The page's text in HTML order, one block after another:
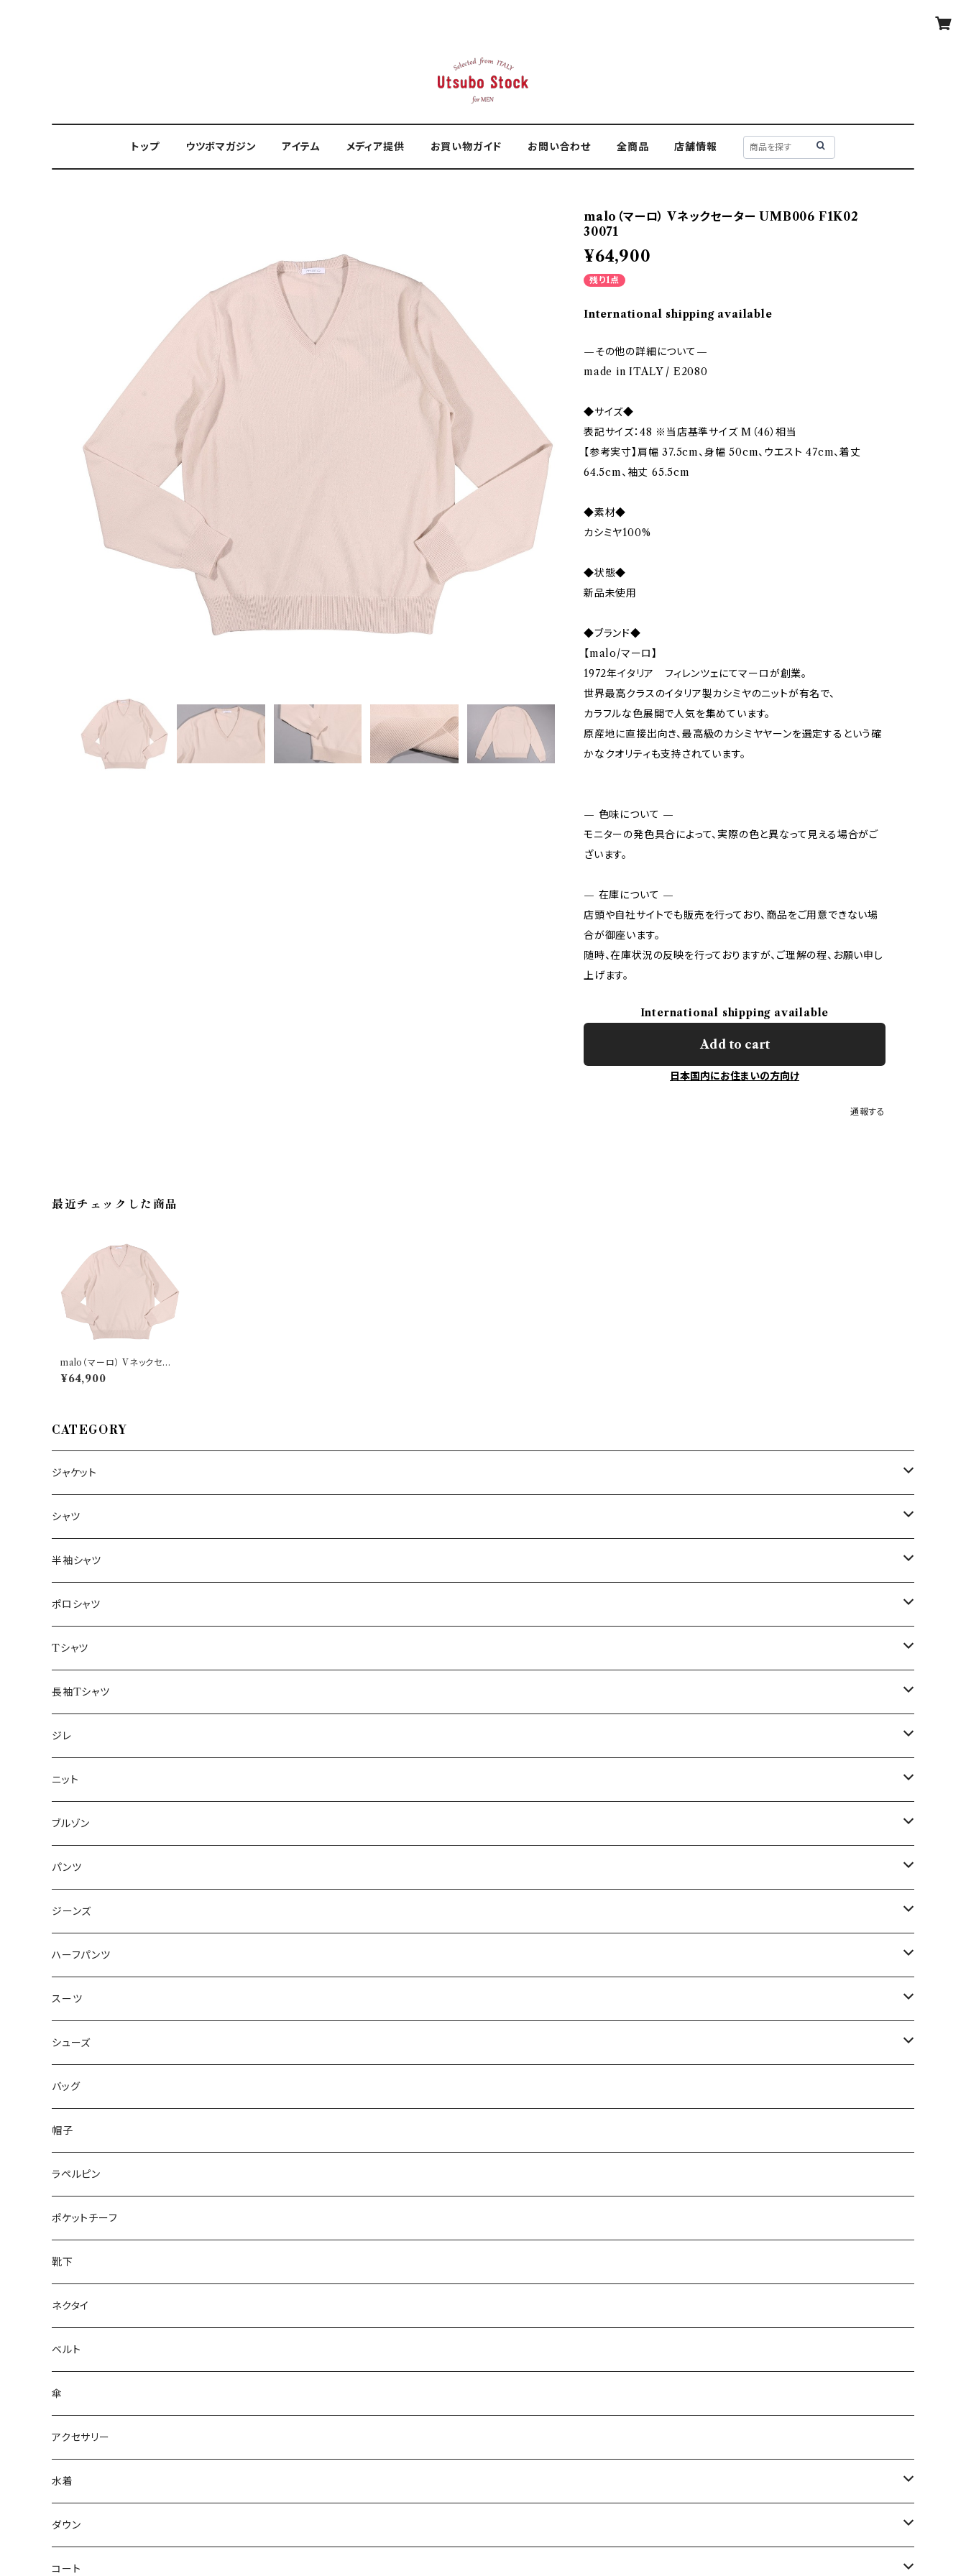
トップ ウツボマガジン アイテム メディア提供 お買い物ガイド お問い合わせ 全商品 店舗情報
malo（マーロ） Vネックセーター UMB006 F1K02
30071
¥64,900
残り1点
International shipping available
—その他の詳細について—
made in ITALY / E2080
◆サイズ◆
表記サイズ：48 ※当店基準サイズ M（46）相当
【参考実寸】肩幅 37.5cm、身幅 50cm、ウエスト 47cm、着丈
64.5cm、袖丈 65.5cm
◆素材◆
カシミヤ100%
◆状態◆
新品未使用
◆ブランド◆
【malo/マーロ】
1972年イタリア フィレンツェにてマーロが創業。
世界最高クラスのイタリア製カシミヤのニットが有名で、
カラフルな色展開で人気を集めています。
原産地に直接出向き、最高級のカシミヤヤーンを選定するという確
かなクオリティも支持されています。
— 色味について —
モニターの発色具合によって、実際の色と異なって見える場合がご
ざいます。
— 在庫について —
店頭や自社サイトでも販売を行っており、商品をご用意できない場
合が御座います。
随時、在庫状況の反映を行っておりますが、ご理解の程、お願い申し
上げます。
International shipping available
Add to cart
日本国内にお住まいの方向け
通報する
最近チェックした商品
malo（マーロ） Vネックセータ
ー UMB006 F1K02 30071
¥64,900
CATEGORY
ジャケット
～44/S
46/M
48/L
50/XL～
シャツ
～44/S
46/M
48/L
50/XL～
半袖シャツ
～44/S
46/M
48/L
50/XL～
ポロシャツ
～44/S
46/M
48/L
50/XL～
Tシャツ
～44/S
46/M
48/L
50/XL～
長袖Tシャツ
～44/S
46/M
48/L
50/XL～
ジレ
～44/S
46/M
48/L
50/XL～
ニット
～44/S
46/M
48/L
50/XL～
ブルゾン
～44/S
46/M
48/L
50/XL～
パンツ
～44/S
46/M
48/L
50/XL～
ジーンズ
～44/S
46/M
48/L
50/XL～
ハーフパンツ
～44/S
46/M
48/L
50/XL～
スーツ
～44/S
46/M
48/L
50/XL～
シューズ
～25.5cm
26cm～
27cm～
28cm～
バッグ
帽子
ラペルピン
ポケットチーフ
靴下
ネクタイ
ベルト
傘
アクセサリー
水着
～44/S
46/M
ダウン
～44/S
コート